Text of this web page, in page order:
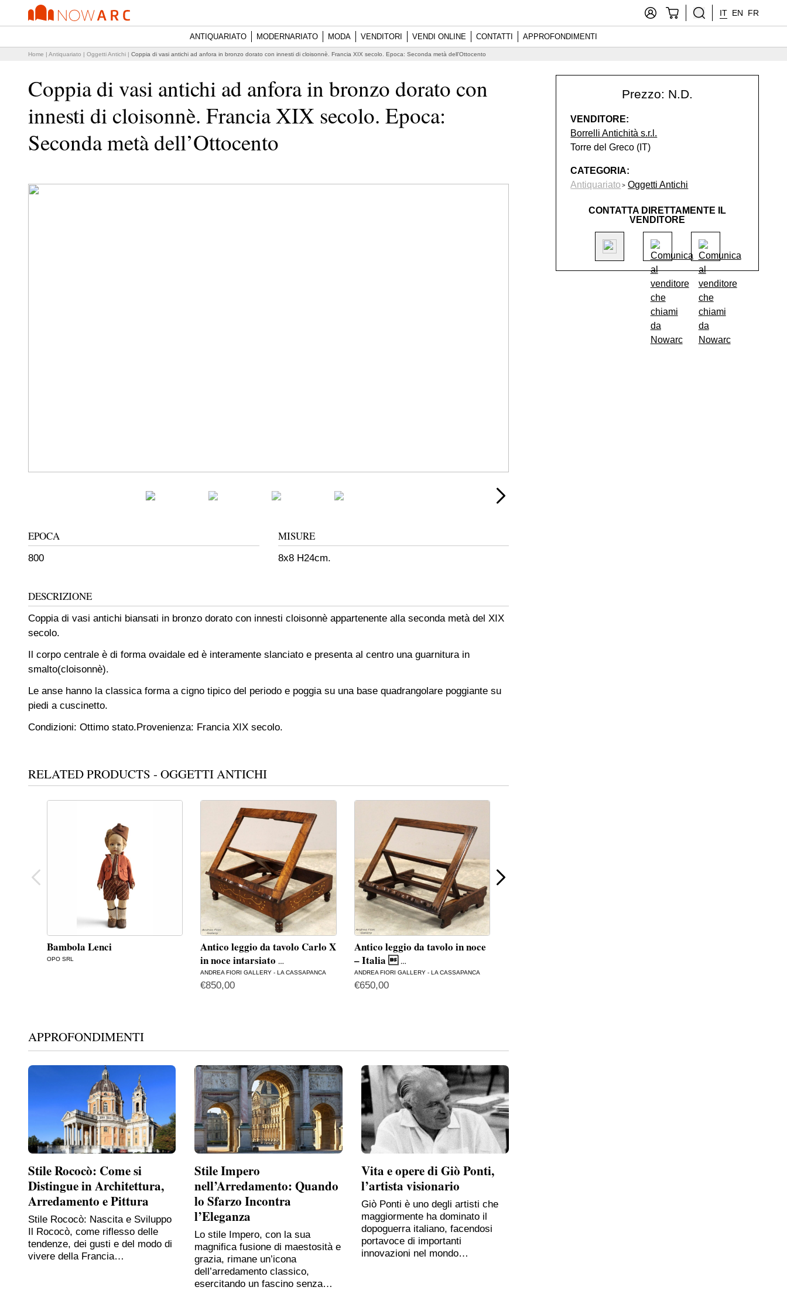
IT EN FR
ANTIQUARIATO MODERNARIATO MODA VENDITORI VENDI ONLINE CONTATTI APPROFONDIMENTI
Home | Antiquariato | Oggetti Antichi | Coppia di vasi antichi ad anfora in bronzo dorato con innesti di cloisonnè. Francia XIX secolo. Epoca: Seconda metà dell’Ottocento
Coppia di vasi antichi ad anfora in bronzo dorato con
innesti di cloisonnè. Francia XIX secolo. Epoca:
Seconda metà dell’Ottocento
EPOCA
800
MISURE
8x8 H24cm.
DESCRIZIONE
Coppia di vasi antichi biansati in bronzo dorato con innesti cloisonnè appartenente alla seconda metà del XIX
secolo.
Il corpo centrale è di forma ovaidale ed è interamente slanciato e presenta al centro una guarnitura in
smalto(cloisonnè).
Le anse hanno la classica forma a cigno tipico del periodo e poggia su una base quadrangolare poggiante su
piedi a cuscinetto.
Condizioni: Ottimo stato.Provenienza: Francia XIX secolo.
RELATED PRODUCTS - OGGETTI ANTICHI
Bambola Lenci
OPO SRL
Antico leggio da tavolo Carlo X
in noce intarsiato …
ANDREA FIORI GALLERY - LA CASSAPANCA
€850,00
Antico leggio da tavolo in noce
– Italia  …
ANDREA FIORI GALLERY - LA CASSAPANCA
€650,00
APPROFONDIMENTI
Stile Rococò: Come si
Distingue in Architettura,
Arredamento e Pittura
Stile Rococò: Nascita e Sviluppo
Il Rococò, come riflesso delle
tendenze, dei gusti e del modo di
vivere della Francia…
Stile Impero
nell’Arredamento: Quando
lo Sfarzo Incontra
l’Eleganza
Lo stile Impero, con la sua
magnifica fusione di maestosità e
grazia, rimane un’icona
dell’arredamento classico,
esercitando un fascino senza…
Vita e opere di Giò Ponti,
l’artista visionario
Giò Ponti è uno degli artisti che
maggiormente ha dominato il
dopoguerra italiano, facendosi
portavoce di importanti
innovazioni nel mondo…
Prezzo: N.D.
VENDITORE:
Borrelli Antichità s.r.l.
Torre del Greco (IT)
CATEGORIA:
Antiquariato
Oggetti Antichi
CONTATTA DIRETTAMENTE IL
VENDITORE